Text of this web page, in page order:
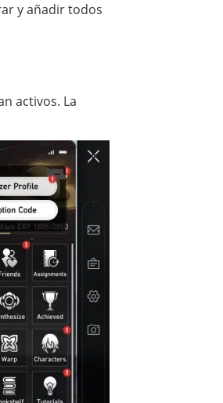
y añadir todos
activos. La